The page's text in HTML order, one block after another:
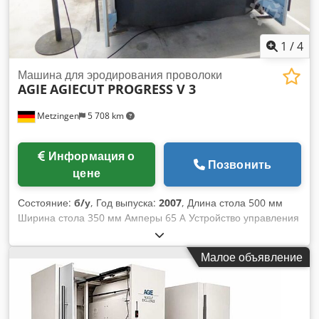
1 /4
Metzingen 5 708 km
Машина для эродирования проволоки
AGIE AGIECUT PROGRESS V 3
цене
Позвонить
Состояние: б/у, Год выпуска: 2007, Длина стола 500 мм
Ширина стола 350 мм Амперы 65 A Устройство управления
ЧПУ AGIEVISION 5 Общая потребляемая мощность 20 кВт
Вес станка ок. 4000 кг Занимаемая площадь ок. м A G I E
(Швейцария) Эрозионный станок с ЧПУ Тип AGIECUT
PROGRESS V 3 Год постройки 2007 _____ Рабочий диапазон
x - y - z (=высота) 500 x 350 x 426 мм Координатная головка
u-v - ось (косые резы) +/- 30° / +/- 70 мм Разрешение по
Малое объявление